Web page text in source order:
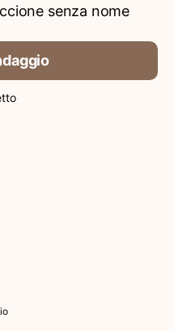
senza nome